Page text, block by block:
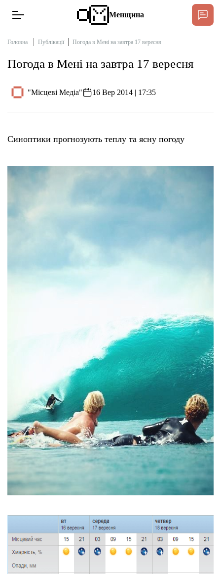
Про нас
Довідник
Підтримати «місцевих»
Редакційна політика
Етичний кодекс
Менщина
Головна Публікації Погода в Мені на завтра 17 вересня
Погода в Мені на завтра 17 вересня
"Місцеві Медіа" 16 Вер 2014 | 17:35
Синоптики прогнозують теплу та ясну погоду